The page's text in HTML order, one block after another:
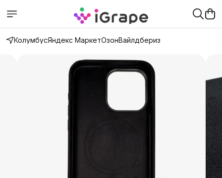
КолумбусЯндекс МаркетОзонВайлдбериз